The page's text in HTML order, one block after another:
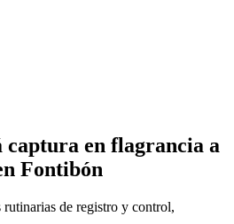
captura en flagrancia a
Fontibón
de registro y control,